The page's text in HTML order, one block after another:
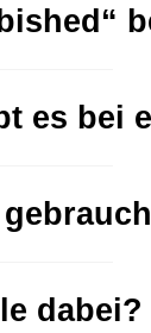
es bei
dabei?